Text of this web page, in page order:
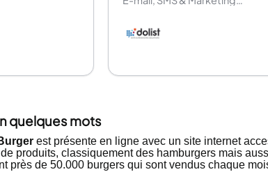
quelques mots
est présente en ligne avec un site internet
produits, classiquement des hamburgers mais
près de 50.000 burgers qui sont vendus chaque